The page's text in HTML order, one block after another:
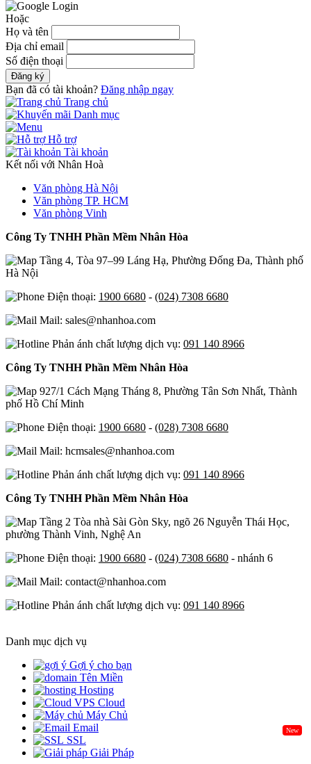
Hoặc
Họ và tên
Địa chỉ email
Số điện thoại
Đăng ký
Bạn đã có tài khoản? Đăng nhập ngay
Trang chủ
Danh mục
Hỗ trợ
Tài khoản
Kết nối với Nhân Hoà
Văn phòng Hà Nội
Văn phòng TP. HCM
Văn phòng Vinh
Công Ty TNHH Phần Mềm Nhân Hòa
Tầng 4, Tòa 97–99 Láng Hạ, Phường Đống Đa, Thành phố
Hà Nội
Điện thoại: 1900 6680 - (024) 7308 6680
Mail: sales@nhanhoa.com
Phản ánh chất lượng dịch vụ: 091 140 8966
Công Ty TNHH Phần Mềm Nhân Hòa
927/1 Cách Mạng Tháng 8, Phường Tân Sơn Nhất, Thành
phố Hồ Chí Minh
Điện thoại: 1900 6680 - (028) 7308 6680
Mail: hcmsales@nhanhoa.com
Phản ánh chất lượng dịch vụ: 091 140 8966
Công Ty TNHH Phần Mềm Nhân Hòa
Tầng 2 Tòa nhà Sài Gòn Sky, ngõ 26 Nguyễn Thái Học,
phường Thành Vinh, Nghệ An
Điện thoại: 1900 6680 - (024) 7308 6680 - nhánh 6
Mail: contact@nhanhoa.com
Phản ánh chất lượng dịch vụ: 091 140 8966
Danh mục dịch vụ
Gợi ý cho bạn
Tên Miền
Hosting
Cloud
Máy Chủ
New
Email
SSL
Giải Pháp